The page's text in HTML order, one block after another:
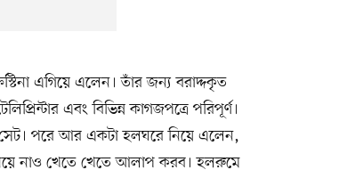
এগিয়ে এলেন। তাঁর জন্য বরাদ্দকৃত
এবং বিভিন্ন কাগজপত্রে পরিপূর্ণ।
সেট। পরে আর একটা হলঘরে নিয়ে এলেন,
নাও খেতে খেতে আলাপ করব। হলরুমে